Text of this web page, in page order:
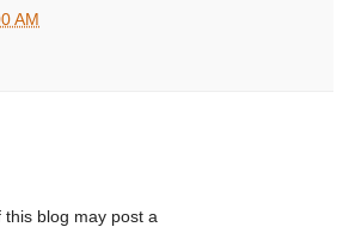
AM
blog may post a